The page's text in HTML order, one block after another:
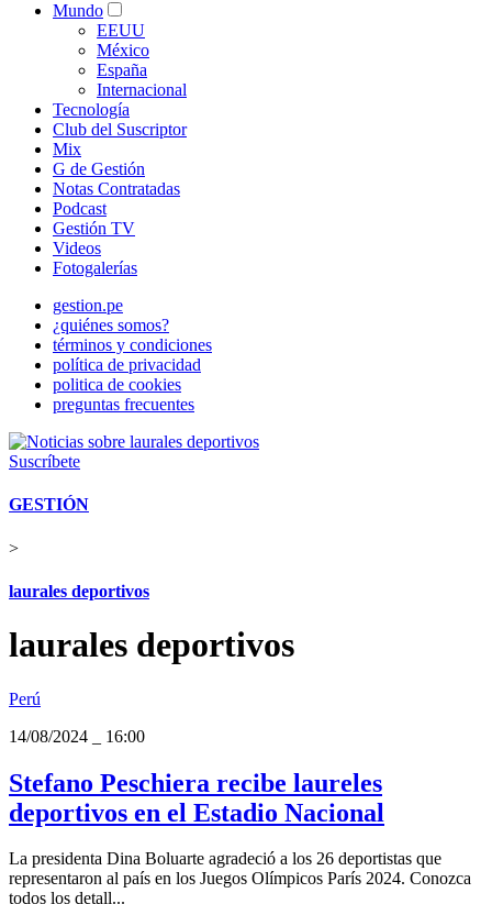
Mundo
EEUU
México
España
Internacional
Tecnología
Club del Suscriptor
Mix
G de Gestión
Notas Contratadas
Podcast
Gestión TV
Videos
Fotogalerías
gestion.pe
¿quiénes somos?
términos y condiciones
política de privacidad
politica de cookies
preguntas frecuentes
Suscríbete
GESTIÓN
>
laurales deportivos
laurales deportivos
Perú
14/08/2024
16:00
Stefano Peschiera recibe laureles
deportivos en el Estadio Nacional
La presidenta Dina Boluarte agradeció a los 26 deportistas que
representaron al país en los Juegos Olímpicos París 2024. Conozca
todos los detall...